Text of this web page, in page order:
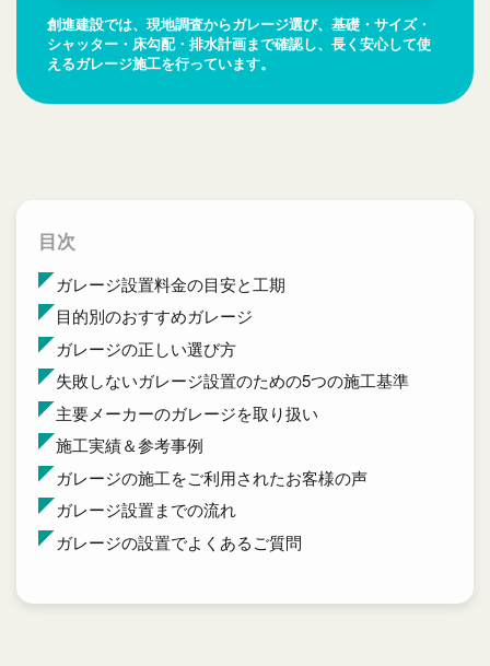
創進建設では、現地調査からガレージ選び、基礎・サイズ・
シャッター・床勾配・排水計画まで確認し、長く安心して使
えるガレージ施工を行っています。
目次
ガレージ設置料金の目安と工期
目的別のおすすめガレージ
ガレージの正しい選び方
失敗しないガレージ設置のための5つの施工基準
主要メーカーのガレージを取り扱い
施工実績＆参考事例
ガレージの施工をご利用されたお客様の声
ガレージ設置までの流れ
ガレージの設置でよくあるご質問